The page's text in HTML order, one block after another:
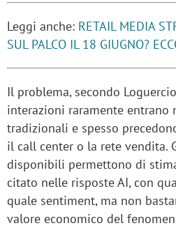
Leggi anche: RETAIL MEDIA
SUL PALCO IL 18 GIUGNO?
Il problema, secondo
interazioni raramente entrano
tradizionali e spesso
il call center o la rete vendita.
disponibili permettono di
citato nelle risposte AI, con
quale sentiment, ma non
valore economico del